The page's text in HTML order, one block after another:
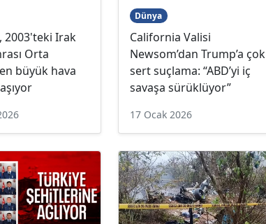
2003'teki Irak
Orta
büyük hava
Dünya
California Valisi
Newsom’dan Trump’a çok
sert suçlama: “ABD’yi iç
savaşa sürüklüyor”
17 Ocak 2026